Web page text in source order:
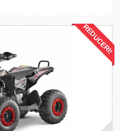
REDUCERI!